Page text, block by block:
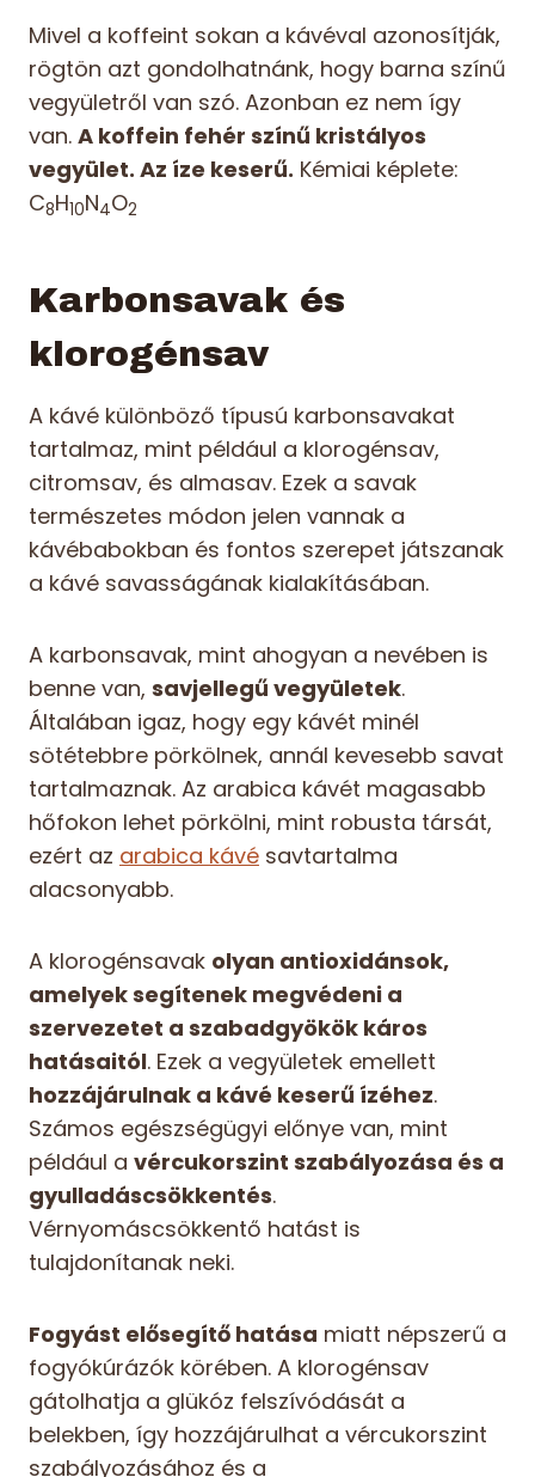
Mivel a koffeint sokan a kávéval azonosítják,
rögtön azt gondolhatnánk, hogy barna színű
vegyületről van szó. Azonban ez nem így
van. A koffein fehér színű kristályos
vegyület. Az íze keserű. Kémiai képlete:
C8H10N4O2
Karbonsavak és
klorogénsav
A kávé különböző típusú karbonsavakat
tartalmaz, mint például a klorogénsav,
citromsav, és almasav. Ezek a savak
természetes módon jelen vannak a
kávébabokban és fontos szerepet játszanak
a kávé savasságának kialakításában.
A karbonsavak, mint ahogyan a nevében is
benne van, savjellegű vegyületek.
Általában igaz, hogy egy kávét minél
sötétebbre pörkölnek, annál kevesebb savat
tartalmaznak. Az arabica kávét magasabb
hőfokon lehet pörkölni, mint robusta társát,
ezért az arabica kávé savtartalma
alacsonyabb.
A klorogénsavak olyan antioxidánsok,
amelyek segítenek megvédeni a
szervezetet a szabadgyökök káros
hatásaitól. Ezek a vegyületek emellett
hozzájárulnak a kávé keserű ízéhez.
Számos egészségügyi előnye van, mint
például a vércukorszint szabályozása és a
gyulladáscsökkentés.
Vérnyomáscsökkentő hatást is
tulajdonítanak neki.
Fogyást elősegítő hatása miatt népszerű a
fogyókúrázók körében. A klorogénsav
gátolhatja a glükóz felszívódását a
belekben, így hozzájárulhat a vércukorszint
szabályozásához és a